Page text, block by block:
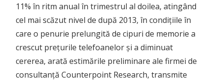
11% în ritm anual în trimestrul al doilea, atingând
cel mai scăzut nivel de după 2013, în condițiile în
care o penurie prelungită de cipuri de memorie a
crescut prețurile telefoanelor și a diminuat
cererea, arată estimările preliminare ale firmei de
consultanță Counterpoint Research, transmite